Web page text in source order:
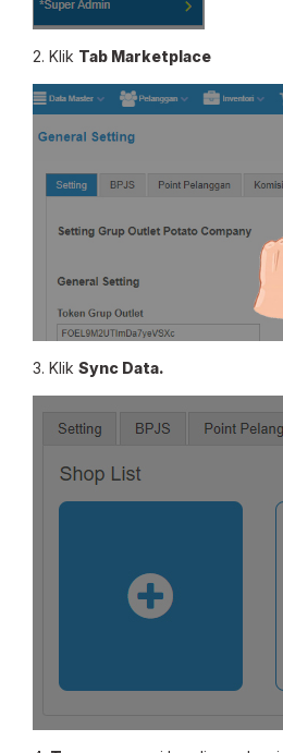
2. Klik Tab Marketplace
3. Klik Sync Data.